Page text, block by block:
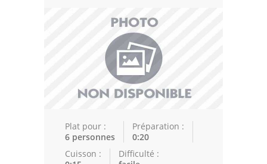
Recettes Marocaine
Couscous
Viandes
Plat pour :
6 personnes
Préparation :
0:20
Cuisson :
Difficulté :